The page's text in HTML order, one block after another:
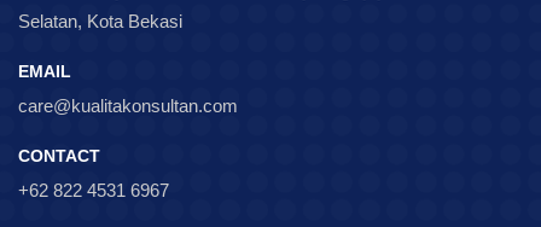
Selatan, Kota Bekasi
EMAIL
care@kualitakonsultan.com
CONTACT
+62 822 4531 6967